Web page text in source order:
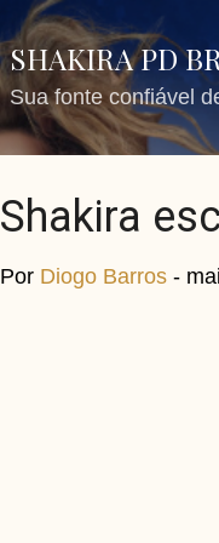
SHAKIRA PD
Sua fonte confiável
Shakira
Por Diogo Barros -